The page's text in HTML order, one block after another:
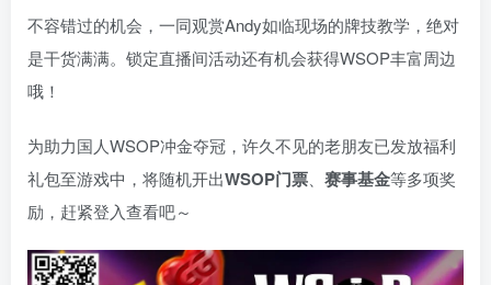
不容错过的机会，一同观赏Andy如临现场的牌技教学，绝对
是干货满满。锁定直播间活动还有机会获得WSOP丰富周边
哦！
为助力国人WSOP冲金夺冠，许久不见的老朋友已发放福利
礼包至游戏中，将随机开出WSOP门票、 赛事基金等多项奖
励，赶紧登入查看吧～